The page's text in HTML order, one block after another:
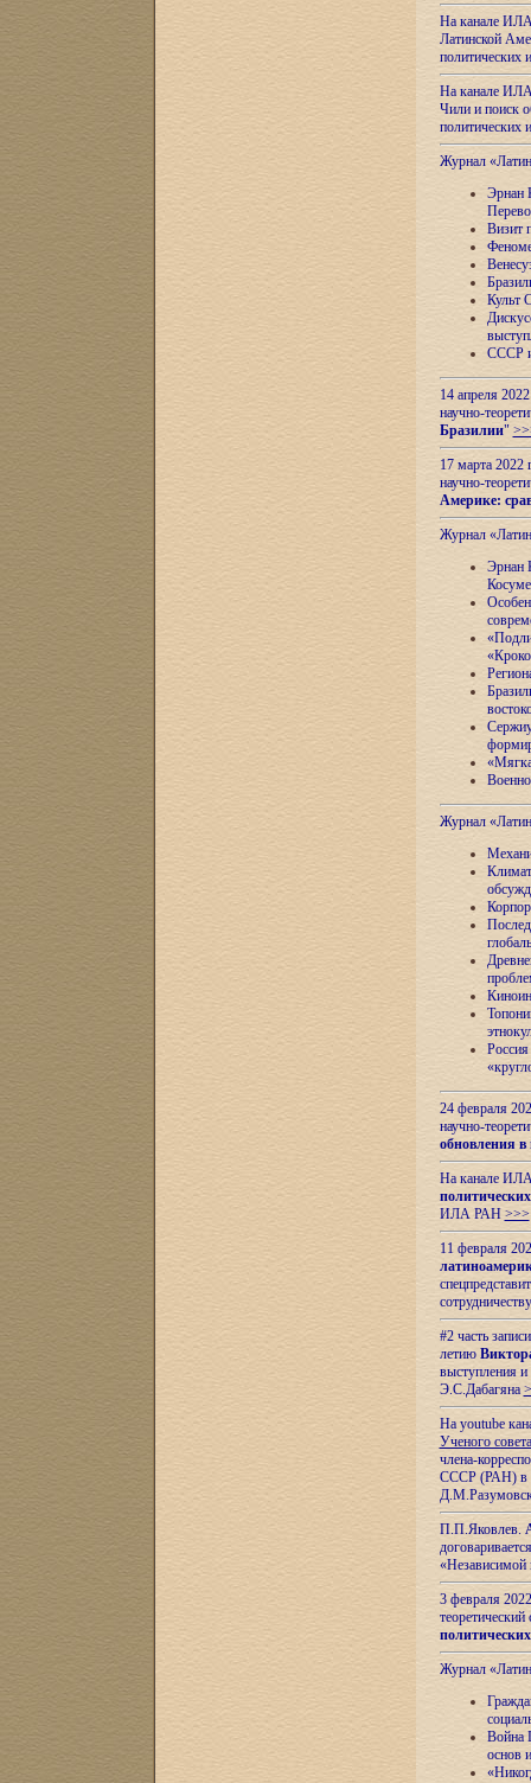
На канале
Латинской
На канале
Чили и поиск
Журнал
Эрнан
Визит
Культ
СССР и
14 апреля
научно-
Бразилии"
17 марта 2022
научно-
Америке:
Журнал
Эрнан
Журнал
24 февраля
научно-
обновления в
На канале
ИЛА РАН >>>
11 февраля
#2 часть
летию
выступления
Э.С.Дабагяна
На youtube
Ученого
члена-
СССР (РАН) в
П.П.Яковлев.
«Независимой
3 февраля
теоретический
Журнал
Война
основ